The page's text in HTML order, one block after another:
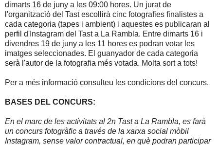
dimarts 16 de juny a les 09:00 hores. Un jurat de
l'organització del Tast escollirà cinc fotografies finalistes a
cada categoria (tapes i ambient) i aquestes es publicaran al
perfil d'Instagram del Tast a La Rambla. Entre dimarts 16 i
divendres 19 de juny a les 11 hores es podran votar les
imatges seleccionades. El guanyador de cada categoria
serà l'autor de la fotografia més votada. Molta sort a tots!
Per a més informació consulteu les condicions del concurs.
BASES DEL CONCURS:
En el marc de les activitats al 2n Tast a La Rambla, es farà
un concurs fotogràfic a través de la xarxa social mòbil
Instagram, sense valor contractual, en què podran participar